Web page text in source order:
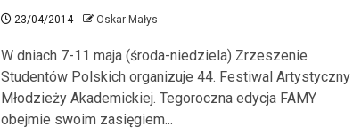
23/04/2014 Oskar Małys
W dniach 7-11 maja (środa-niedziela) Zrzeszenie
Studentów Polskich organizuje 44. Festiwal Artystyczny
Młodzieży Akademickiej. Tegoroczna edycja FAMY
obejmie swoim zasięgiem...